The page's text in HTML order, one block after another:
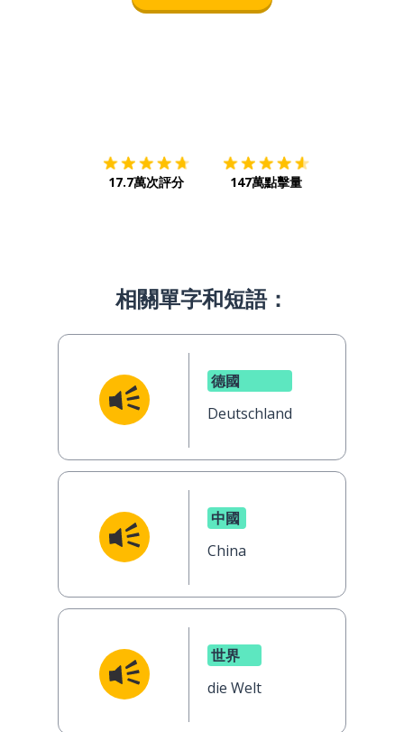
17.7萬次評分 147萬點擊量
相關單字和短語：
德國
Deutschland
中國
China
世界
die Welt